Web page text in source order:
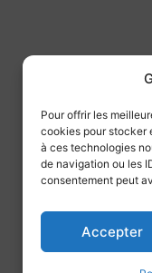
Pour offrir les
cookies pour stocker
à ces technologies
de navigation ou les
consentement peut
Accepter